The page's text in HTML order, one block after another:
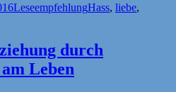
Kategorien
LeseempfehlungSchlagwörter
Hass, liebe,
durch
Leben